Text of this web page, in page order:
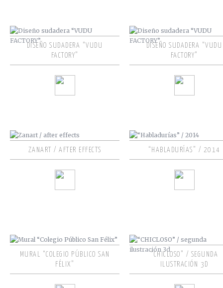
DISEÑO SUDADERA “VUDU
FACTORY”
DISEÑO SUDADERA “VUDU
FACTORY”
ZANART / AFTER EFFECTS “HABLADURÍAS” / 2014
MURAL “COLEGIO PÚBLICO SAN
FÉLIX”
“CHICLOSO” / SEGUNDA
ILUSTRACIÓN 3D